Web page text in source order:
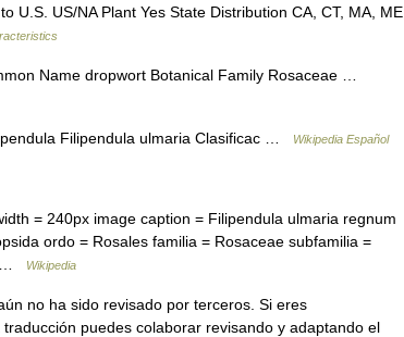
U.S. US/NA Plant Yes State Distribution CA, CT, MA, ME,
Name dropwort Botanical Family Rosaceae …
Filipendula ulmaria Clasificac … Wikipedia Español
= 240px image caption = Filipendula ulmaria regnum
ordo = Rosales familia = Rosaceae subfamilia =
…
Wikipedia
no ha sido revisado por terceros. Si eres
puedes colaborar revisando y adaptando el